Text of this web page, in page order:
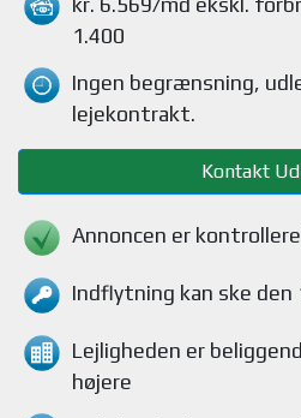
1.400
Ingen begrænsning,
lejekontrakt.
Kontakt
Annoncen er
Indflytning kan ske den
Lejligheden er
højere